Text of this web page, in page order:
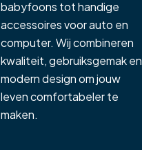
babyfoons tot handige
accessoires voor auto en
computer. Wij combineren
kwaliteit, gebruiksgemak en
modern design om jouw
leven comfortabeler te
maken.